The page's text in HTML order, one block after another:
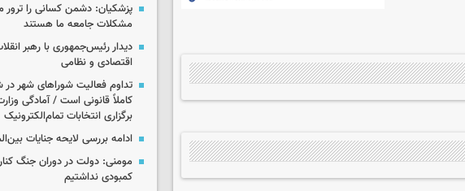
پزشکیان: دشمن کسانی را ترور
مشکلات جامعه ما هستند
دیدار رئیس‌جمهوری با رهبر
اقتصادی و نظامی
تداوم فعالیت شوراهای شهر در
کاملاً قانونی است / آمادگی
برگزاری انتخابات تمام‌الکترونیک
ادامه بررسی لایحه جنایات
مومنی: دولت در دوران جنگ
کمبودی نداشتیم